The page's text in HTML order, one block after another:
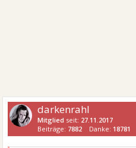
darkenrahl
Mitglied seit: 27.11.2017
Beiträge: 7882 Danke: 18781